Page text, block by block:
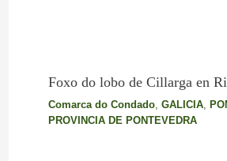
Foxo do lobo de Cillarga en
Comarca do Condado, GALICIA,
PROVINCIA DE PONTEVEDRA